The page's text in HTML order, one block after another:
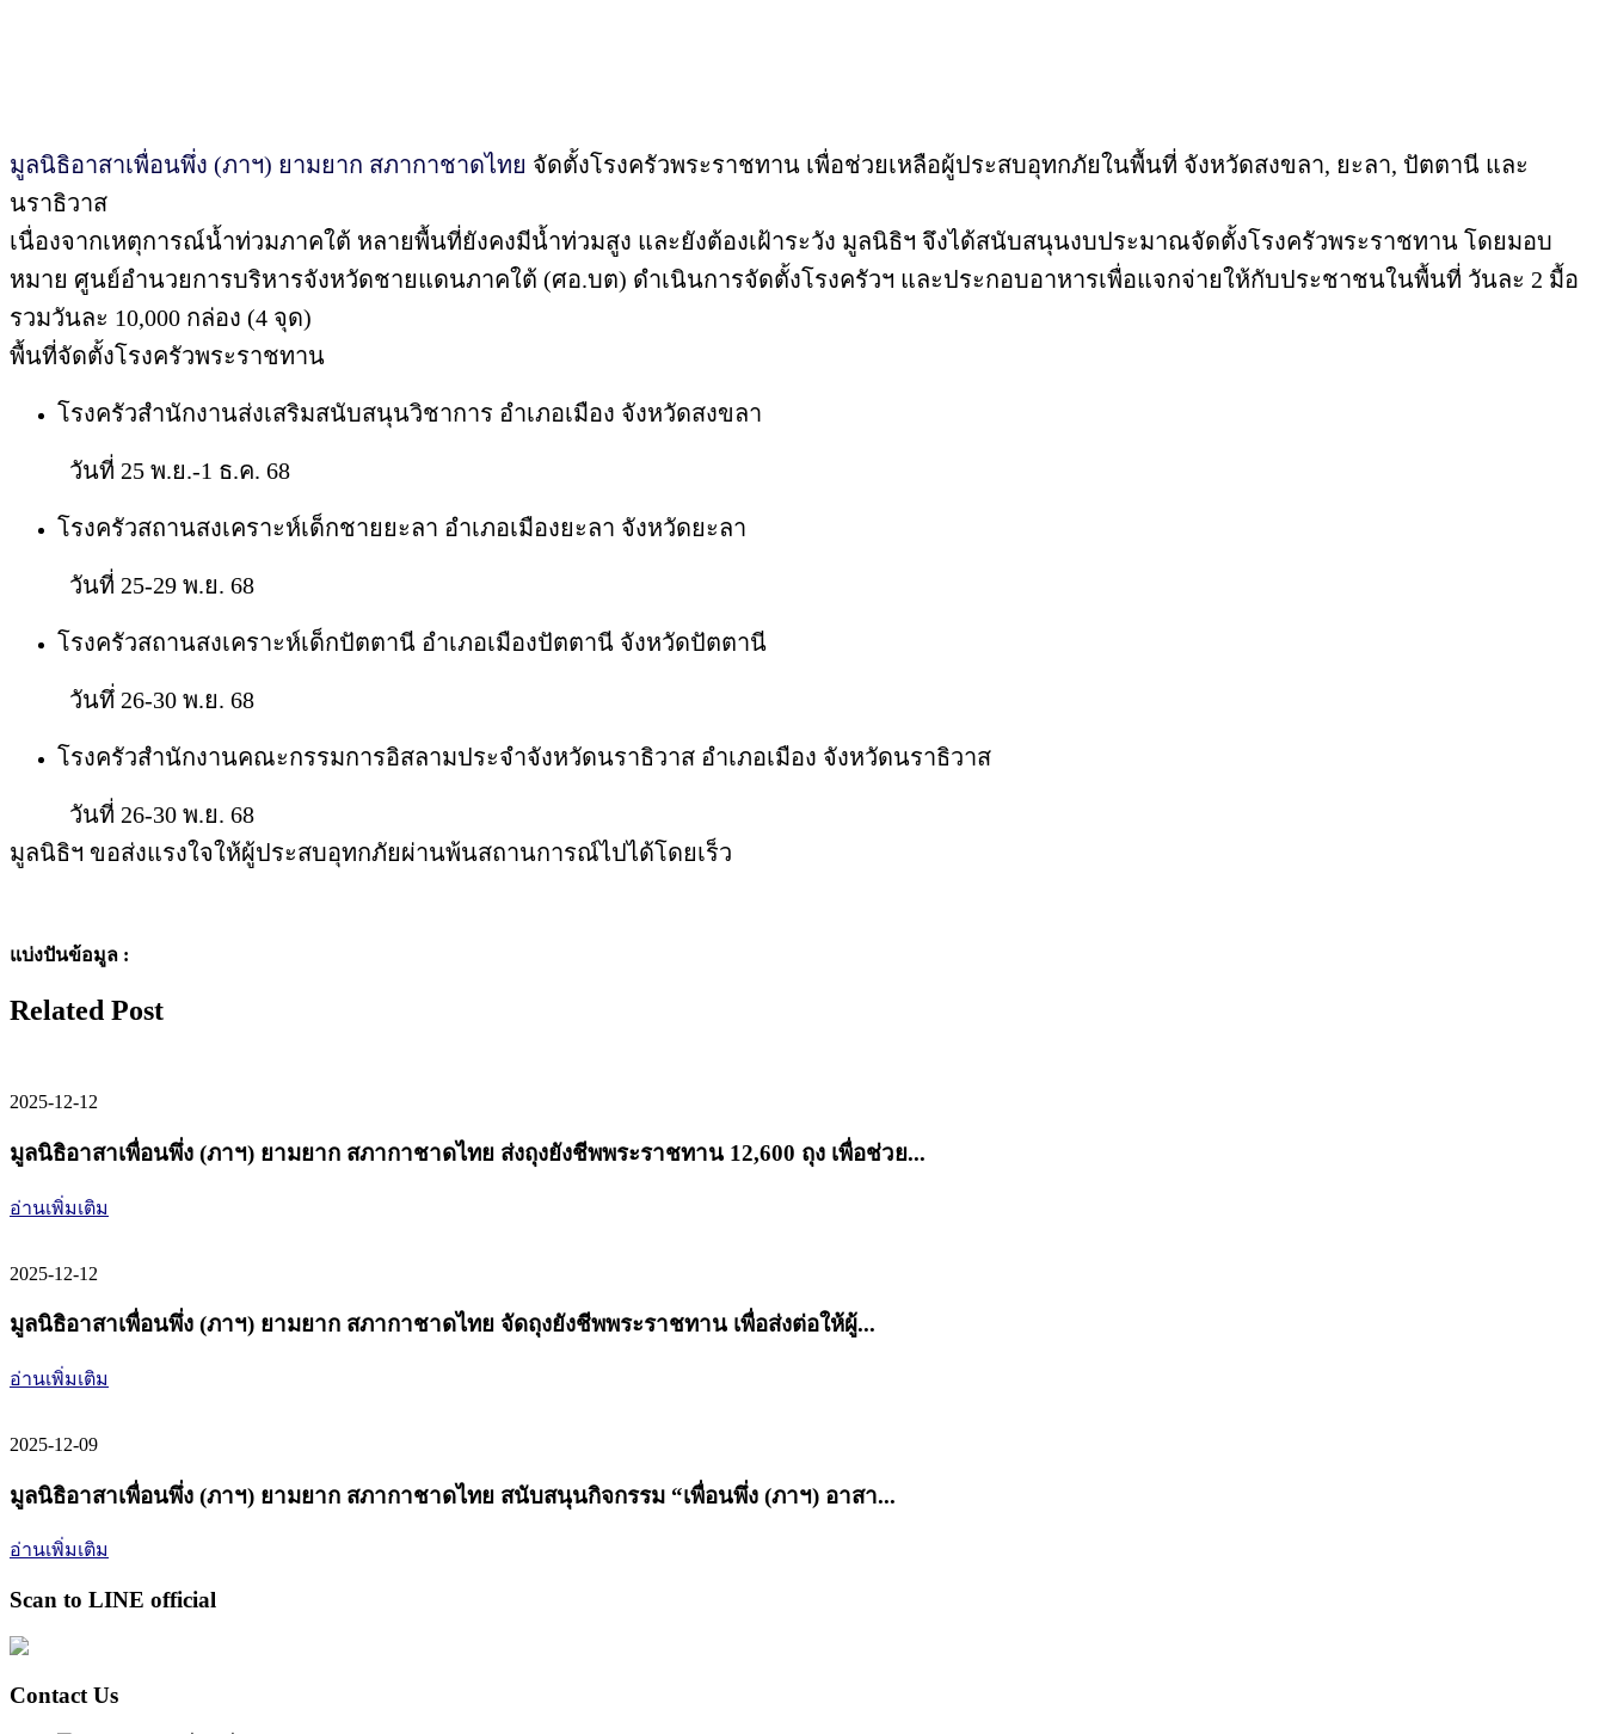
มูลนิธิอาสาเพื่อนพึ่ง (ภาฯ) ยามยาก สภากาชาดไทย จัดตั้งโรงครัวพระราชทาน เพื่อช่วยเหลือผู้ประสบอุทกภัยในพื้นที่ จังหวัดสงขลา, ยะลา, ปัตตานี และ
นราธิวาส
เนื่องจากเหตุการณ์น้ำท่วมภาคใต้ หลายพื้นที่ยังคงมีน้ำท่วมสูง และยังต้องเฝ้าระวัง มูลนิธิฯ จึงได้สนับสนุนงบประมาณจัดตั้งโรงครัวพระราชทาน โดยมอบ
หมาย ศูนย์อำนวยการบริหารจังหวัดชายแดนภาคใต้ (ศอ.บต) ดำเนินการจัดตั้งโรงครัวฯ และประกอบอาหารเพื่อแจกจ่ายให้กับประชาชนในพื้นที่ วันละ 2 มื้อ
รวมวันละ 10,000 กล่อง (4 จุด)
พื้นที่จัดตั้งโรงครัวพระราชทาน
โรงครัวสำนักงานส่งเสริมสนับสนุนวิชาการ อำเภอเมือง จังหวัดสงขลา
วันที่ 25 พ.ย.-1 ธ.ค. 68
โรงครัวสถานสงเคราะห์เด็กชายยะลา อำเภอเมืองยะลา จังหวัดยะลา
วันที่ 25-29 พ.ย. 68
โรงครัวสถานสงเคราะห์เด็กปัตตานี อำเภอเมืองปัตตานี จังหวัดปัตตานี
วันทึ่ 26-30 พ.ย. 68
โรงครัวสำนักงานคณะกรรมการอิสลามประจำจังหวัดนราธิวาส อำเภอเมือง จังหวัดนราธิวาส
วันที่ 26-30 พ.ย. 68
มูลนิธิฯ ขอส่งแรงใจให้ผู้ประสบอุทกภัยผ่านพ้นสถานการณ์ไปได้โดยเร็ว
แบ่งปันข้อมูล :
Related Post
2025-12-12
มูลนิธิอาสาเพื่อนพึ่ง (ภาฯ) ยามยาก สภากาชาดไทย ส่งถุงยังชีพพระราชทาน 12,600 ถุง เพื่อช่วย...
อ่านเพิ่มเติม
2025-12-12
มูลนิธิอาสาเพื่อนพึ่ง (ภาฯ) ยามยาก สภากาชาดไทย จัดถุงยังชีพพระราชทาน เพื่อส่งต่อให้ผู้...
อ่านเพิ่มเติม
2025-12-09
มูลนิธิอาสาเพื่อนพึ่ง (ภาฯ) ยามยาก สภากาชาดไทย สนับสนุนกิจกรรม “เพื่อนพึ่ง (ภาฯ) อาสา...
อ่านเพิ่มเติม
Scan to LINE official
Contact Us